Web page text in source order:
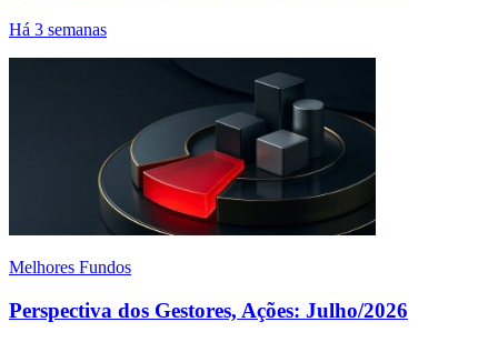
Há 3 semanas
Melhores Fundos
Perspectiva dos Gestores, Ações: Julho/2026